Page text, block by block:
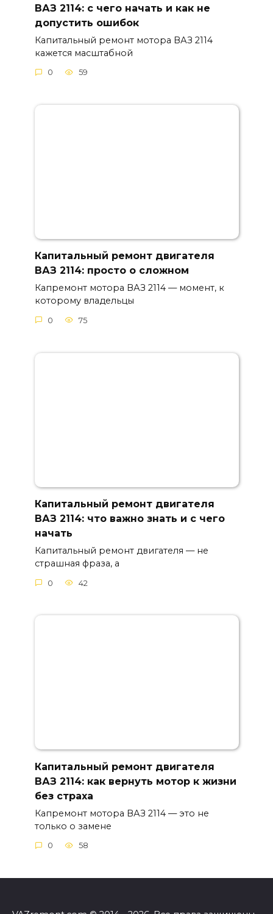
ВАЗ 2114: с чего начать и как не
допустить ошибок
Капитальный ремонт мотора ВАЗ 2114
кажется масштабной
0 59
Капитальный ремонт двигателя
ВАЗ 2114: просто о сложном
Капремонт мотора ВАЗ 2114 — момент, к
которому владельцы
0 75
Капитальный ремонт двигателя
ВАЗ 2114: что важно знать и с чего
начать
Капитальный ремонт двигателя — не
страшная фраза, а
0 42
Капитальный ремонт двигателя
ВАЗ 2114: как вернуть мотор к жизни
без страха
Капремонт мотора ВАЗ 2114 — это не
только о замене
0 58